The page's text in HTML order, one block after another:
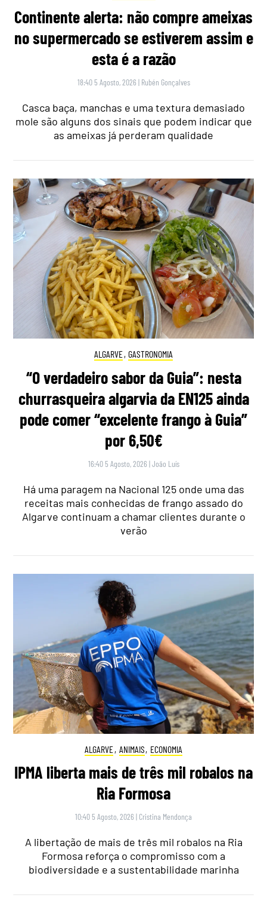
Continente alerta: não compre ameixas
no supermercado se estiverem assim e
esta é a razão
18:40 5 Agosto, 2026 | Rubén Gonçalves
Casca baça, manchas e uma textura demasiado
mole são alguns dos sinais que podem indicar que
as ameixas já perderam qualidade
ALGARVE, GASTRONOMIA
“O verdadeiro sabor da Guia”: nesta
churrasqueira algarvia da EN125 ainda
pode comer “excelente frango à Guia”
por 6,50€
16:40 5 Agosto, 2026 |João Luís
Há uma paragem na Nacional 125 onde uma das
receitas mais conhecidas de frango assado do
Algarve continuam a chamar clientes durante o
verão
ALGARVE, ANIMAIS, ECONOMIA
IPMA liberta mais de três mil robalos na
Ria Formosa
10:40 5 Agosto, 2026 | Cristina Mendonça
A libertação de mais de três mil robalos na Ria
Formosa reforça o compromisso com a
biodiversidade e a sustentabilidade marinha